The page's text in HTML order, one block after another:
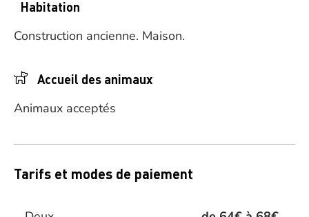
Habitation
Construction ancienne. Maison.
Accueil des animaux
Animaux acceptés
Tarifs et modes de paiement